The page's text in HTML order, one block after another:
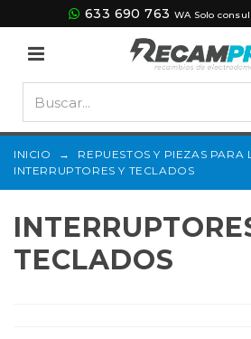
633 690 763 WA Solo
INICIO → REPUESTOS Y PIEZAS PARA
INTERRUPTORES Y TECLADOS
TECLADOS